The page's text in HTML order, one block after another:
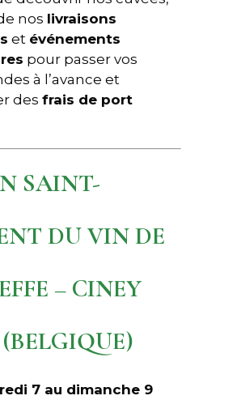
nos livraisons
et événements
pour passer vos
à l’avance et
des frais de port
SAINT-
DU VIN DE
– CINEY
7 au dimanche 9